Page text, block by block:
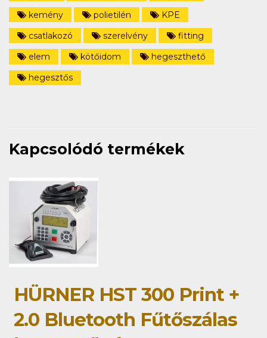
kemény
polietilén
KPE
csatlakozó
szerelvény
fitting
elem
kötőidom
hegeszthető
hegesztős
Kapcsolódó termékek
HÜRNER HST 300 Print +
2.0 Bluetooth Fűtőszálas